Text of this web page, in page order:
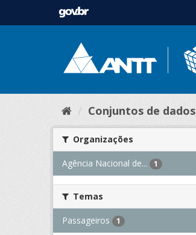
Conjuntos de dados
Organizações
Agência Nacional de... 1
Temas
Passageiros 1